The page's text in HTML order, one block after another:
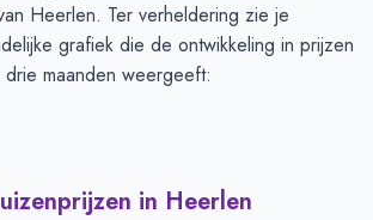
Heerlen. Ter verheldering zie je
grafiek die de ontwikkeling in prijzen
maanden weergeeft:
in Heerlen